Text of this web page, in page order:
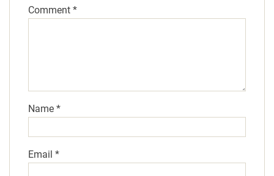
Comment *
Name *
Email *